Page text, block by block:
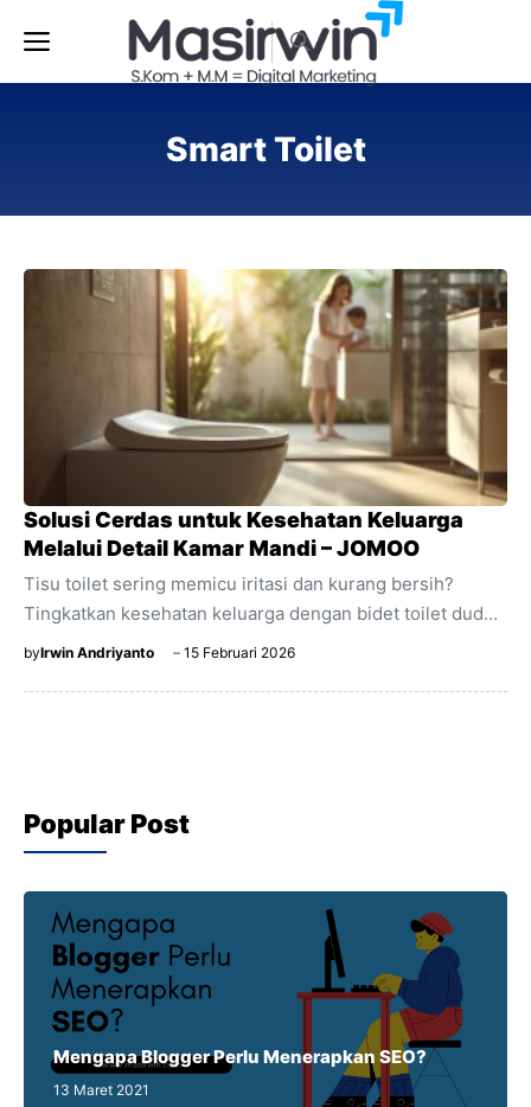
Menu
Smart Toilet
Solusi Cerdas untuk Kesehatan Keluarga
Melalui Detail Kamar Mandi – JOMOO
Tisu toilet sering memicu iritasi dan kurang bersih?
Tingkatkan kesehatan keluarga dengan bidet toilet duduk
elektrik otomatis dari JOMOO. Lebih lembut, bersih, dan
byIrwin Andriyanto 15 Februari 2026
Popular Post
Mengapa Blogger Perlu Menerapkan SEO?
13 Maret 2021